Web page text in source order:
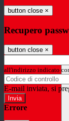
button close ×
Recupero
button close ×
all'indirizzo indicato
E-mail inviata, si
Errore